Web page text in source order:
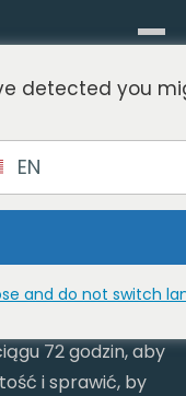
fuzji.
72
o tarcia
czy chaos
72 godzin, aby
i sprawić, by
detected you
EN
and do not switch